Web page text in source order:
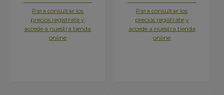
Para consultar los
precios regístrate y
accede a nuestra tienda
online
Para consultar los
precios regístrate y
accede a nuestra tienda
online